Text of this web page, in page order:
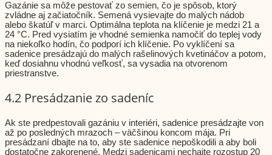
Gazánie sa môže pestovať zo semien, čo je spôsob, ktorý
zvládne aj začiatočník. Semená vysievajte do malých nádob
alebo škatúľ v marci. Optimálna teplota na klíčenie je medzi 21 a
24 °C. Pred vysiatím je vhodné semienka namočiť do teplej vody
na niekoľko hodín, čo podporí ich klíčenie. Po vyklíčení sa
sadenice presádzajú do malých rašelinových kvetináčov a potom,
keď dosiahnu vhodnú veľkosť, sa vysadia na otvorenom
priestranstve.
4.2 Presádzanie zo sadeníc
Ak ste predpestovali gazániu v interiéri, sadenice presádzajte von
až po posledných mrazoch – väčšinou koncom mája. Pri
presádzaní dbajte na to, aby ste sadenice nepoškodili a aby boli
dostatočne zakorenené. Medzi sadenicami nechajte rozostup 20